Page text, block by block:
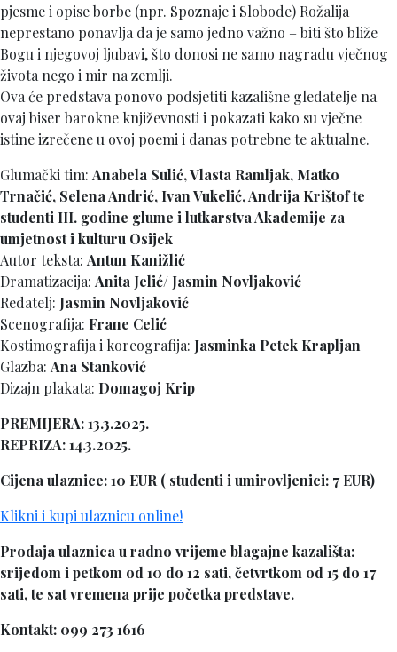
pjesme i opise borbe (npr. Spoznaje i Slobode) Rožalija
neprestano ponavlja da je samo jedno važno – biti što bliže
Bogu i njegovoj ljubavi, što donosi ne samo nagradu vječnog
života nego i mir na zemlji.
Ova će predstava ponovo podsjetiti kazališne gledatelje na
ovaj biser barokne književnosti i pokazati kako su vječne
istine izrečene u ovoj poemi i danas potrebne te aktualne.
Glumački tim: Anabela Sulić, Vlasta Ramljak, Matko
Trnačić, Selena Andrić, Ivan Vukelić, Andrija Krištof te
studenti III. godine glume i lutkarstva Akademije za
umjetnost i kulturu Osijek
Autor teksta: Antun Kanižlić
Dramatizacija: Anita Jelić/ Jasmin Novljaković
Redatelj: Jasmin Novljaković
Scenografija: Frane Celić
Kostimografija i koreografija: Jasminka Petek Krapljan
Glazba: Ana Stanković
Dizajn plakata: Domagoj Krip
PREMIJERA: 13.3.2025.
REPRIZA: 14.3.2025.
Cijena ulaznice: 10 EUR ( studenti i umirovljenici: 7 EUR)
Klikni i kupi ulaznicu online!
Prodaja ulaznica u radno vrijeme blagajne kazališta:
srijedom i petkom od 10 do 12 sati, četvrtkom od 15 do 17
sati, te sat vremena prije početka predstave.
Kontakt: 099 273 1616